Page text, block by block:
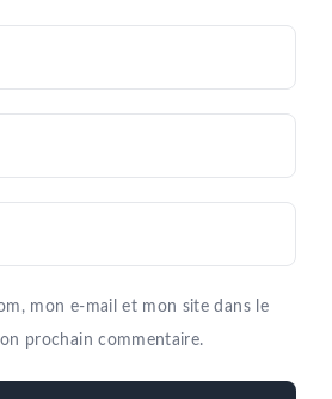
mon e-mail et mon site dans le
prochain commentaire.